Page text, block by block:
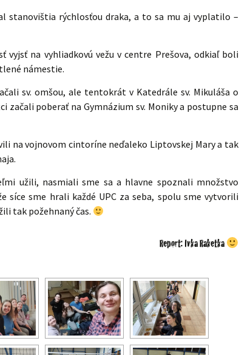
stanovištia rýchlosťou draka, a to sa mu aj vyplatilo –
vyjsť na vyhliadkovú vežu v centre Prešova, odkiaľ boli
námestie.
sv. omšou, ale tentokrát v Katedrále sv. Mikuláša o
začali poberať na Gymnázium sv. Moniky a postupne sa
na vojnovom cintoríne neďaleko Liptovskej Mary a tak
užili, nasmiali sme sa a hlavne spoznali množstvo
síce sme hrali každé UPC za seba, spolu sme vytvorili
tak požehnaný čas.
Report: Ivka Raketka